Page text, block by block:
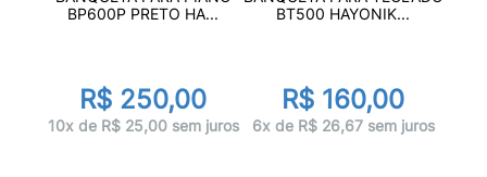
BP600P PRETO HA...
R$ 250,00
10x de R$ 25,00 sem juros
BT500 HAYONIK...
R$ 160,00
6x de R$ 26,67 sem juros